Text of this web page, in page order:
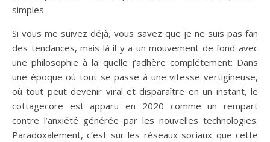
simples.
Si vous me suivez déjà, vous savez que je ne suis pas fan
des tendances, mais là il y a un mouvement de fond avec
une philosophie à la quelle j’adhère complétement: Dans
une époque où tout se passe à une vitesse vertigineuse,
où tout peut devenir viral et disparaître en un instant, le
cottagecore est apparu en 2020 comme un rempart
contre l’anxiété générée par les nouvelles technologies.
Paradoxalement, c’est sur les réseaux sociaux que cette